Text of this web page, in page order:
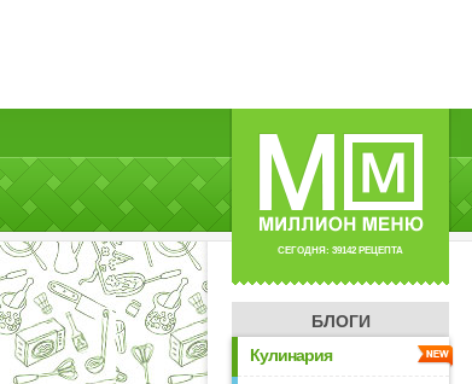
СЕГОДНЯ: 39142 РЕЦЕПТА
БЛОГИ
Кулинария